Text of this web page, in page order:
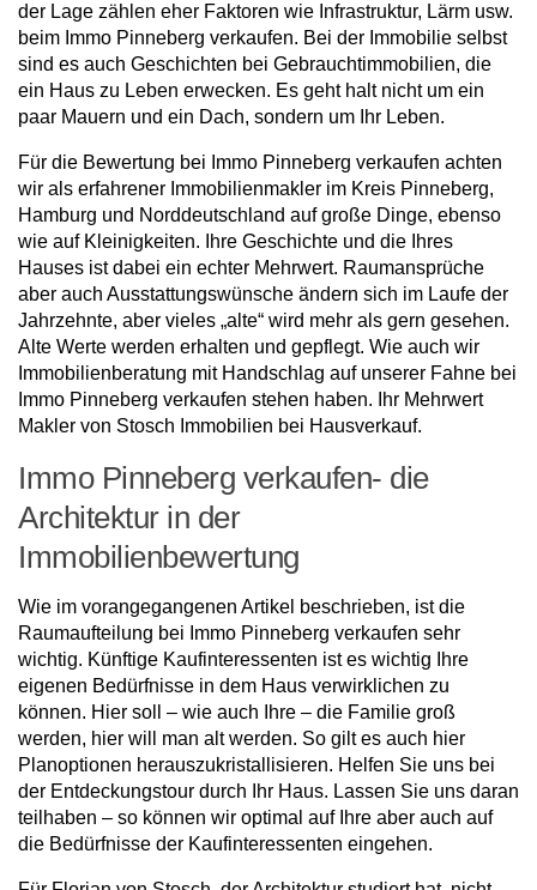
der Lage zählen eher Faktoren wie Infrastruktur, Lärm usw.
beim Immo Pinneberg verkaufen. Bei der Immobilie selbst
sind es auch Geschichten bei Gebrauchtimmobilien, die
ein Haus zu Leben erwecken. Es geht halt nicht um ein
paar Mauern und ein Dach, sondern um Ihr Leben.
Für die Bewertung bei Immo Pinneberg verkaufen achten
wir als erfahrener Immobilienmakler im Kreis Pinneberg,
Hamburg und Norddeutschland auf große Dinge, ebenso
wie auf Kleinigkeiten. Ihre Geschichte und die Ihres
Hauses ist dabei ein echter Mehrwert. Raumansprüche
aber auch Ausstattungswünsche ändern sich im Laufe der
Jahrzehnte, aber vieles „alte“ wird mehr als gern gesehen.
Alte Werte werden erhalten und gepflegt. Wie auch wir
Immobilienberatung mit Handschlag auf unserer Fahne bei
Immo Pinneberg verkaufen stehen haben. Ihr Mehrwert
Makler von Stosch Immobilien bei Hausverkauf.
Immo Pinneberg verkaufen- die
Architektur in der
Immobilienbewertung
Wie im vorangegangenen Artikel beschrieben, ist die
Raumaufteilung bei Immo Pinneberg verkaufen sehr
wichtig. Künftige Kaufinteressenten ist es wichtig Ihre
eigenen Bedürfnisse in dem Haus verwirklichen zu
können. Hier soll – wie auch Ihre – die Familie groß
werden, hier will man alt werden. So gilt es auch hier
Planoptionen herauszukristallisieren. Helfen Sie uns bei
der Entdeckungstour durch Ihr Haus. Lassen Sie uns daran
teilhaben – so können wir optimal auf Ihre aber auch auf
die Bedürfnisse der Kaufinteressenten eingehen.